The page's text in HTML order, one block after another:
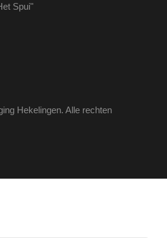
Spui"
Hekelingen. Alle rechten